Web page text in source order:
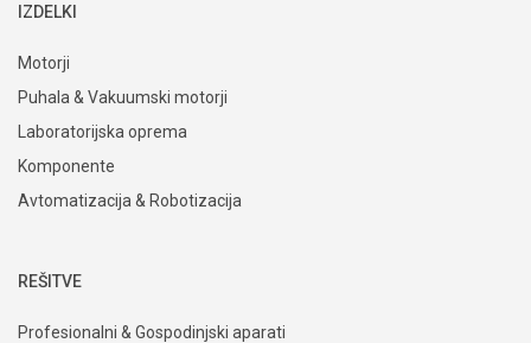
IZDELKI
Motorji
Puhala & Vakuumski motorji
Laboratorijska oprema
Komponente
Avtomatizacija & Robotizacija
REŠITVE
Profesionalni & Gospodinjski aparati